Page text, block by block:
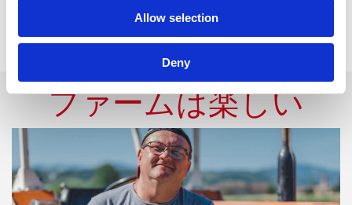
Allow selection
Deny
すべてを見る
ファームは楽しい